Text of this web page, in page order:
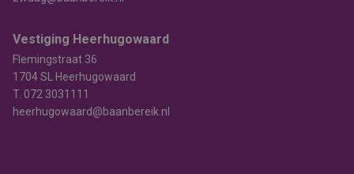
Vestiging Heerhugowaard
Flemingstraat 36
1704 SL Heerhugowaard
T. 072 3031111
heerhugowaard@baanbereik.nl